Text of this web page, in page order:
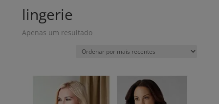
lingerie
Apenas um resultado